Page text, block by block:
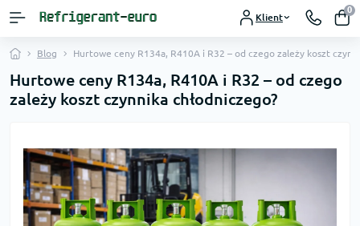
Klient
0
Blog Hurtowe ceny R134a, R410A i R32 – od czego zależy koszt
Hurtowe ceny R134a, R410A i R32 – od czego
zależy koszt czynnika chłodniczego?